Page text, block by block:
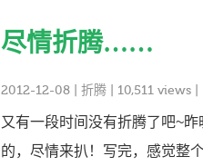
尽情折腾……
2012-12-08 折腾 | 10,511 views |
又有一段时间没有折腾了吧~
的，尽情来扒！写完，感觉整